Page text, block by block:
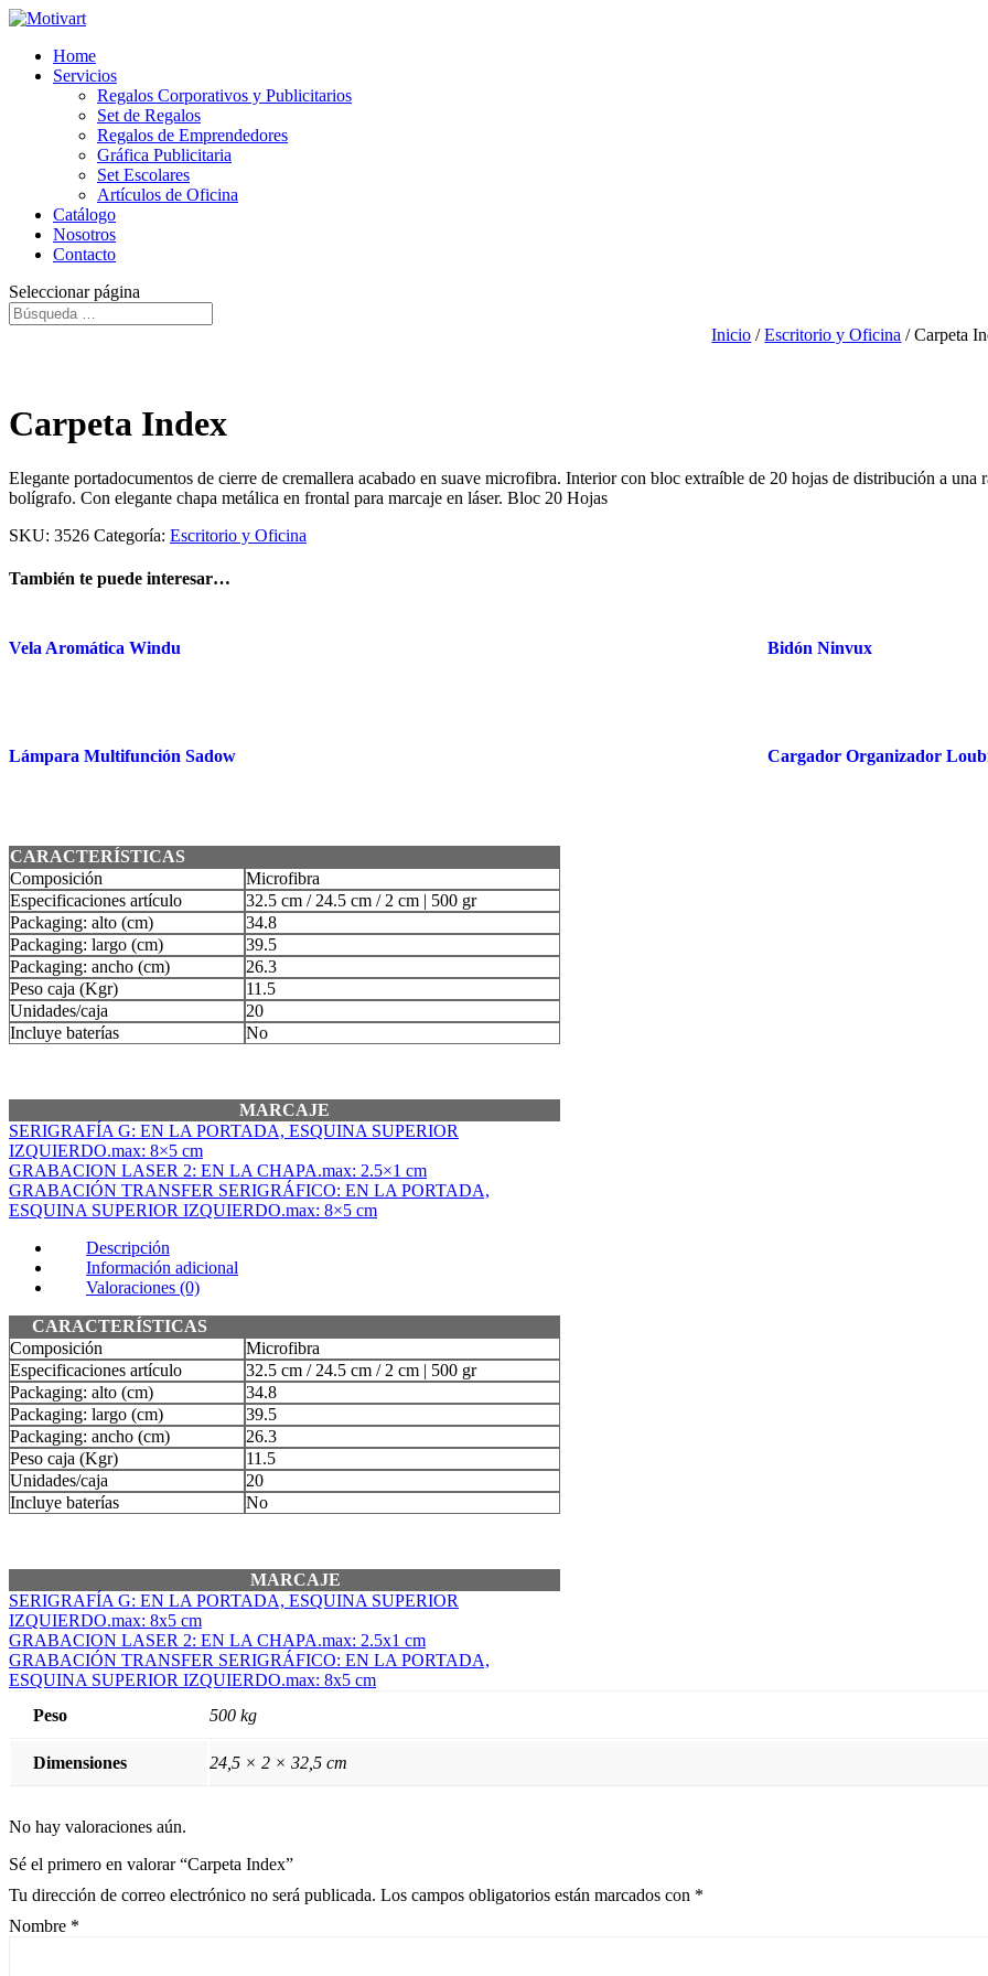
Home
Servicios
Regalos Corporativos y Publicitarios
Set de Regalos
Regalos de Emprendedores
Gráfica Publicitaria
Set Escolares
Artículos de Oficina
Catálogo
Nosotros
Contacto
Seleccionar página
Inicio /Escritorio y Oficina / Carpeta
Carpeta Index
Elegante portadocumentos de cierre de cremallera acabado en suave microfibra. Interior con bloc extraíble de 20 hojas de distribución a
bolígrafo. Con elegante chapa metálica en frontal para marcaje en láser. Bloc 20 Hojas
SKU: 3526 Categoría: Escritorio y Oficina
También te puede interesar…
Vela Aromática Windu Bidón Ninvux
Lámpara Multifunción Sadow Cargador Organizador
CARACTERÍSTICAS
Composición
Microfibra
Especificaciones artículo
32.5 cm / 24.5 cm / 2 cm | 500 gr
Packaging: alto (cm)
34.8
Packaging: largo (cm)
39.5
Packaging: ancho (cm)
26.3
Peso caja (Kgr)
11.5
Unidades/caja
20
Incluye baterías
No
MARCAJE
SERIGRAFÍA G: EN LA PORTADA, ESQUINA SUPERIOR
IZQUIERDO.max: 8×5 cm
GRABACION LASER 2: EN LA CHAPA.max: 2.5×1 cm
GRABACIÓN TRANSFER SERIGRÁFICO: EN LA PORTADA,
ESQUINA SUPERIOR IZQUIERDO.max: 8×5 cm
Descripción
Información adicional
Valoraciones (0)
CARACTERÍSTICAS
Composición
Microfibra
Especificaciones artículo
32.5 cm / 24.5 cm / 2 cm | 500 gr
Packaging: alto (cm)
34.8
Packaging: largo (cm)
39.5
Packaging: ancho (cm)
26.3
Peso caja (Kgr)
11.5
Unidades/caja
20
Incluye baterías
No
MARCAJE
SERIGRAFÍA G: EN LA PORTADA, ESQUINA SUPERIOR
IZQUIERDO.max: 8x5 cm
GRABACION LASER 2: EN LA CHAPA.max: 2.5x1 cm
GRABACIÓN TRANSFER SERIGRÁFICO: EN LA PORTADA,
ESQUINA SUPERIOR IZQUIERDO.max: 8x5 cm
Peso
500 kg
Dimensiones 24,5 × 2 × 32,5 cm
No hay valoraciones aún.
Sé el primero en valorar “Carpeta Index”
Tu dirección de correo electrónico no será publicada. Los campos obligatorios están marcados con *
Nombre *